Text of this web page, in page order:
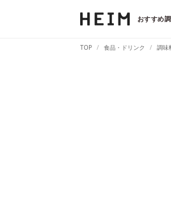
おすすめ
TOP 食品・ドリンク 調味